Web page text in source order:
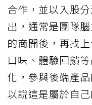
合作，並以入股
出，通常是團隊
的商開後，再找
口味、體驗回饋
化，參與後端產
以說這是屬於自己